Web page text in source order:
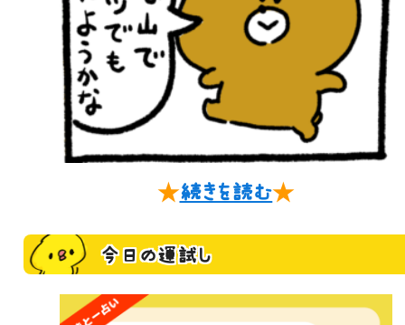
★続きを読む★
今日の運試し